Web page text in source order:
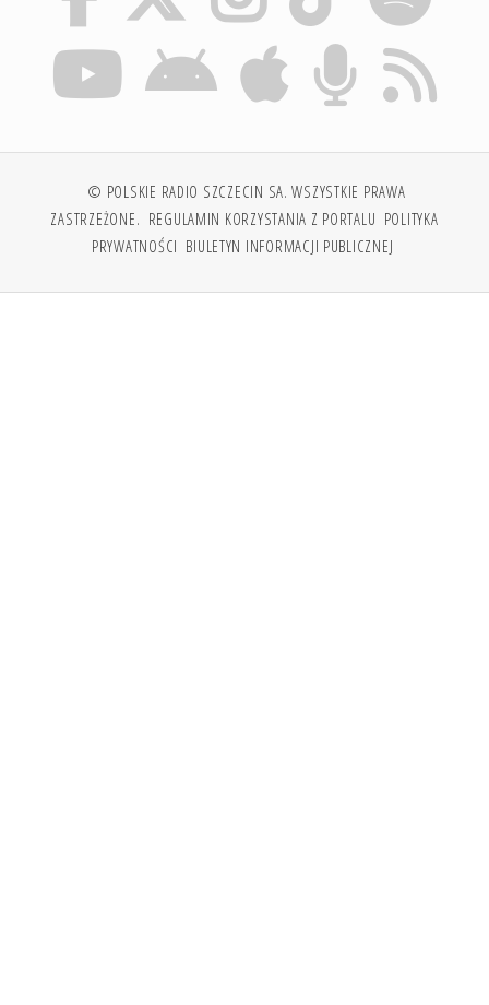
© POLSKIE RADIO SZCZECIN SA. WSZYSTKIE PRAWA
ZASTRZEŻONE. REGULAMIN KORZYSTANIA Z PORTALU POLITYKA
PRYWATNOŚCI BIULETYN INFORMACJI PUBLICZNEJ